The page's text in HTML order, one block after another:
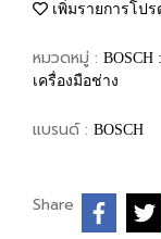
เพิ่มรายการโปร
หมวดหมู่ : BOSCH
เครื่องมือช่าง
แบรนด์ : BOSCH
Share